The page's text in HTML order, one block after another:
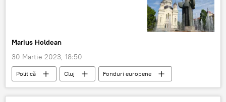
Marius Holdean
30 Martie 2023, 18:50
Politică Cluj Fonduri europene